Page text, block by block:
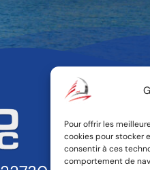
Pour offrir les
cookies pour stocker
consentir à ces
comportement de